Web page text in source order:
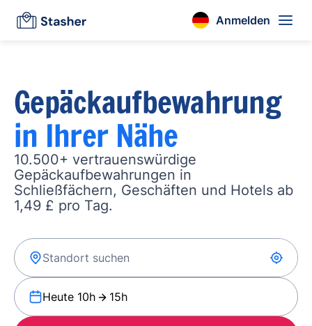
Anmelden
Gepäckaufbewahrung
in Ihrer Nähe
10.500+ vertrauenswürdige
Gepäckaufbewahrungen in
Schließfächern, Geschäften und Hotels ab
1,49 £ pro Tag.
Heute 10h 15h